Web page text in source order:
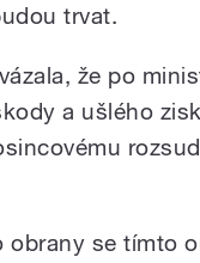
trvat.
že po
a ušlého
se tímto